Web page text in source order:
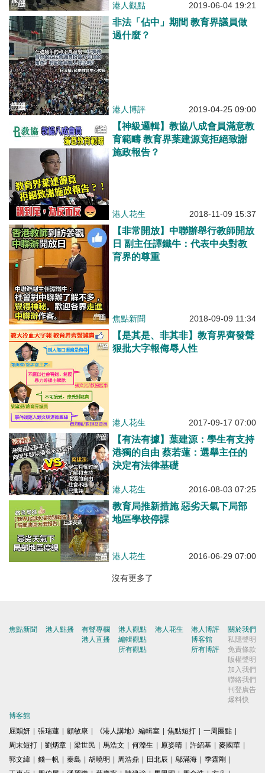
港人觀點 2019-06-04 19:21
非法「佔中」期間 教育界議員做
過什麼？
港人博評 2019-04-25 09:00
【神級邏輯】教協八成會員滿意教
育範疇 教育界葉建源竟拒絕致謝
施政報告？
港人花生 2018-11-09 15:37
【非常開放】中聯辦舉行教師開放
日 副主任譚鐵牛：代表中央對教
育界的尊重
焦點新聞 2018-09-09 11:34
【是其是、非其非】教育界齊發聲
狠批大字報侮辱人性
港人花生 2017-09-17 07:00
【有法有據】葉建源：學生有支持
港獨的自由 蔡若蓮：選舉主任的
決定有法律基礎
港人花生 2016-08-03 07:25
教育局推新措施 惡劣天氣下局部
地區學校停課
港人花生 2016-06-29 07:00
沒有更多了
焦點新聞 港人點播
有聲專欄
港人直播
港人觀點
編輯觀點
所有觀點
港人花生
港人博評
博客館
所有博評
關於我們
私隱聲明
免責條款
版權聲明
加入我們
聯絡我們
刊登廣告
爆料快
博客館
屈穎妍
張瑞蓮 顧敏康 《港人講地》編輯室 焦點短打 一周圈點
周末短打
劉炳章 梁世民 馬浩文 何濼生 原姿晴 許紹基 麥國華
郭文緯
錢一帆 秦島 胡曉明 周浩鼎 田北辰 鄔滿海 季霆剛